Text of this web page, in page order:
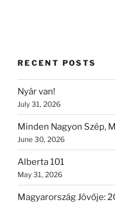
RECENT POSTS
Nyár van!
July 31, 2026
Minden Nagyon Szép,
June 30, 2026
Alberta 101
May 31, 2026
Magyarország Jövője: